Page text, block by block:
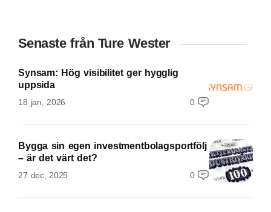
Senaste från Ture Wester
Synsam: Hög visibilitet ger hygglig
uppsida
18 jan, 2026 0
Bygga sin egen investmentbolagsportfölj
– är det värt det?
27 dec, 2025 0